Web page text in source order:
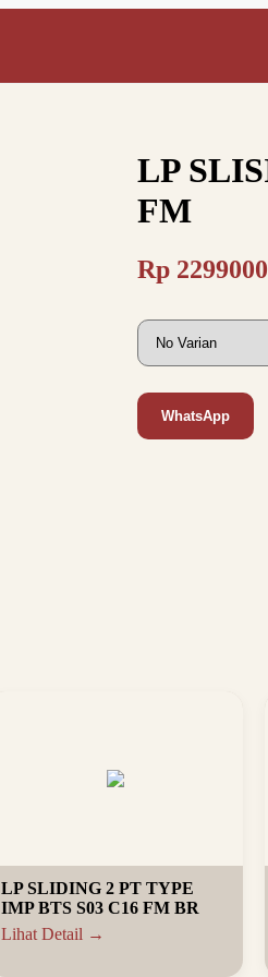
LP
FM
Rp 2299000
WhatsApp
LP SLIDING 2 PT TYPE
IMP BTS S03 C16 FM BR
Lihat Detail →